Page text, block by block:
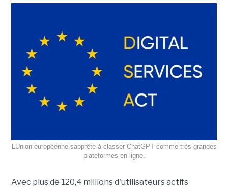
LUnion européenne sapprête à classer ChatGPT comme très grandes
plateformes en ligne.
Avec plus de 120,4 millions d'utilisateurs actifs